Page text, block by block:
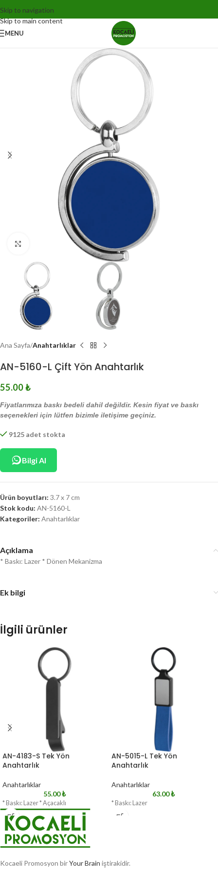
Skip to navigation
Skip to main content
MENU
Click to enlarge
Ana Sayfa Anahtarlıklar
AN-5160-L Çift Yön Anahtarlık
55.00₺
Fiyatlarımıza baskı bedeli dahil değildir. Kesin fiyat ve baskı
seçenekleri için lütfen bizimle iletişime geçiniz.
9125 adet stokta
Bilgi Al
Ürün boyutları: 3.7 x 7 cm
Stok kodu: AN-5160-L
Kategoriler: Anahtarlıklar
Açıklama
* Baskı: Lazer * Dönen Mekanizma
Ek bilgi
İlgili ürünler
AN-4183-S Tek Yön
Anahtarlık
Anahtarlıklar
55.00₺
* Baskı: Lazer * Açacaklı
AN-5015-L Tek Yön
Anahtarlık
Anahtarlıklar
63.00₺
* Baskı: Lazer
Kocaeli Promosyon birYour Brain iştirakidir.